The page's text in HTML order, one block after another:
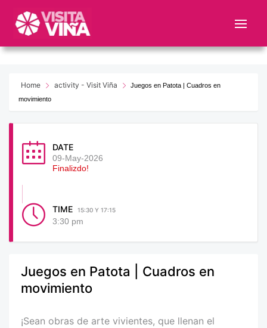
este
web
sistemaHome activity - Visit Viña
Juegos en Patota | Cuadros en
movimiento
DATE
09-May-2026
Finalizdo!
TIME 15:30 Y 17:15
3:30 pm
Juegos en Patota | Cuadros en
movimiento
¡Sean obras de arte vivientes, que llenan el